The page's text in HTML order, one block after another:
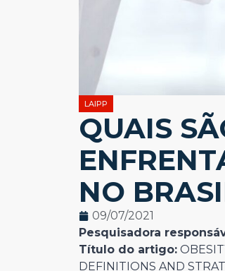
LAIPP
QUAIS
NO
09/07/2021
Pesquisadora
Título do artigo:
DEFINITIONS AND